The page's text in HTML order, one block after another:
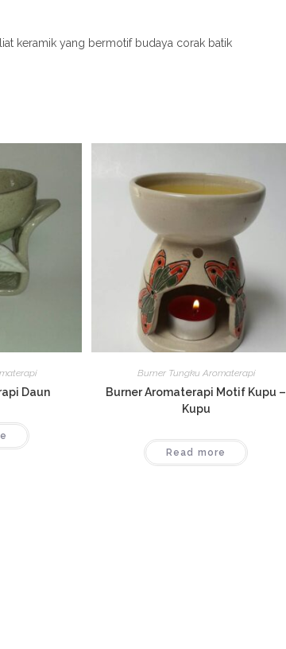
keramik yang bermotif budaya corak batik
Daun
Burner Tungku Aromaterapi
Burner Aromaterapi Motif Kupu –
Kupu
Read more